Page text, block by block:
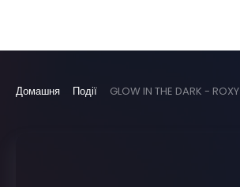
Домашня Події GLOW IN THE DARK - ROXY